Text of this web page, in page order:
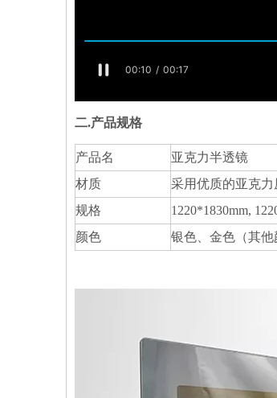
二.产品规格
产品名
亚克力半透镜
材质
采用优质的亚克力
规格
1220*1830mm,
颜色
银色、金色（其他